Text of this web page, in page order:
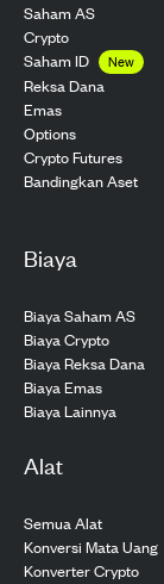
Saham AS
Crypto
Saham ID
New
Reksa Dana
Emas
Options
Crypto Futures
Bandingkan Aset
Biaya
Biaya Saham AS
Biaya Crypto
Biaya Reksa Dana
Biaya Emas
Biaya Lainnya
Alat
Semua Alat
Konversi Mata Uang
Konverter Crypto